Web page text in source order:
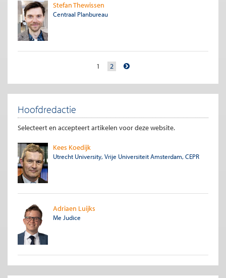
Stefan Thewissen
Centraal Planbureau
1 2
Hoofdredactie
Selecteert en accepteert artikelen voor deze website.
Kees Koedijk
Utrecht University, Vrije Universiteit Amsterdam, CEPR
Adriaen Luijks
Me Judice